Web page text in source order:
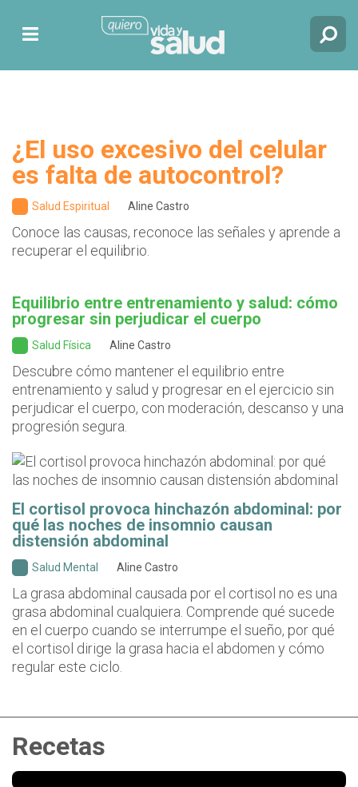
¿El uso excesivo del celular
es falta de autocontrol?
Salud Espiritual Aline Castro
Conoce las causas, reconoce las señales y aprende a
recuperar el equilibrio.
Equilibrio entre entrenamiento y salud: cómo
progresar sin perjudicar el cuerpo
Salud Física Aline Castro
Descubre cómo mantener el equilibrio entre
entrenamiento y salud y progresar en el ejercicio sin
perjudicar el cuerpo, con moderación, descanso y una
progresión segura.
El cortisol provoca hinchazón abdominal: por
qué las noches de insomnio causan
distensión abdominal
Salud Mental Aline Castro
La grasa abdominal causada por el cortisol no es una
grasa abdominal cualquiera. Comprende qué sucede
en el cuerpo cuando se interrumpe el sueño, por qué
el cortisol dirige la grasa hacia el abdomen y cómo
regular este ciclo.
Recetas